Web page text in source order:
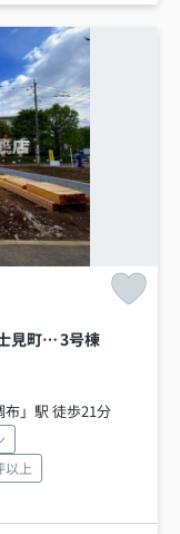
京王線 西調布駅 17分 新築戸建 調布市富士見町3丁目3号棟
布」駅 徒歩21分
以上